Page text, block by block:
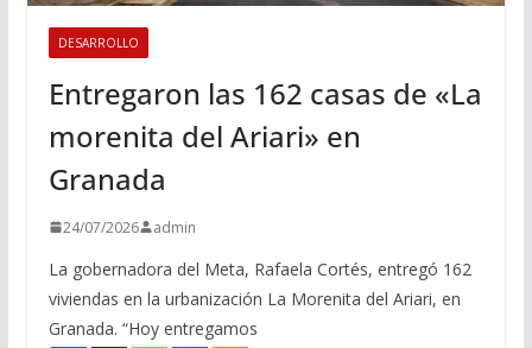
DESARROLLO
Entregaron las 162 casas de «La
morenita del Ariari» en
Granada
24/07/2026 admin
La gobernadora del Meta, Rafaela Cortés, entregó 162
viviendas en la urbanización La Morenita del Ariari, en
Granada. “Hoy entregamos